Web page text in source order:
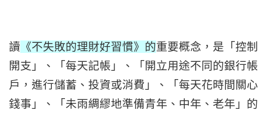
讀 《不失敗的理財好習慣》的重要概念，是「控制
開支」、「每天記帳」、「開立用途不同的銀行帳
戶，進行儲蓄、投資或消費」、「每天花時間關心
錢事」、「未雨綢繆地準備青年、中年、老年」的